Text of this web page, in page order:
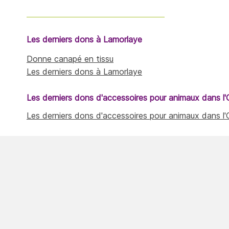
Les derniers dons à Lamorlaye
Donne canapé en tissu
Les derniers dons à Lamorlaye
Les derniers dons d'accessoires pour animaux dans
Les derniers dons d'accessoires pour animaux dans